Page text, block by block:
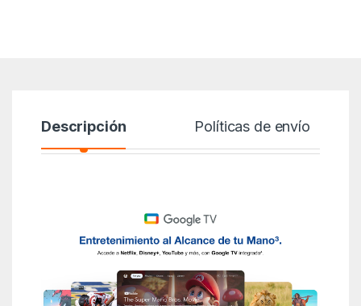
Descripción Políticas de envío